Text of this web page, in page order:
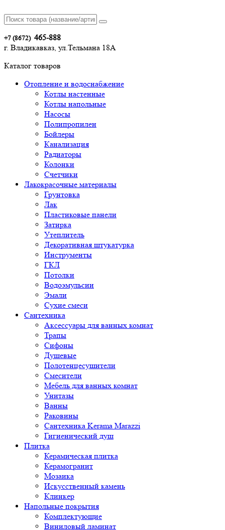
+7 (8672) 465-888
г. Владикавказ, ул.Тельмана 18А
Каталог товаров
Отопление и водоснабжение
Котлы настенные
Котлы напольные
Насосы
Полипропилен
Бойлеры
Канализация
Радиаторы
Колонки
Счетчики
Лакокрасочные материалы
Грунтовка
Лак
Пластиковые панели
Затирка
Утеплитель
Декоративная штукатурка
Инструменты
ГКЛ
Потолки
Водоэмульсии
Эмали
Сухие смеси
Сантехника
Аксессуары для ванных комнат
Трапы
Сифоны
Душевые
Полотенцесушители
Смесители
Мебель для ванных комнат
Унитазы
Ванны
Раковины
Сантехника Kerama Marazzi
Гигиенический душ
Плитка
Керамическая плитка
Керамогранит
Мозаика
Искусственный камень
Клинкер
Напольные покрытия
Комплектующие
Виниловый ламинат